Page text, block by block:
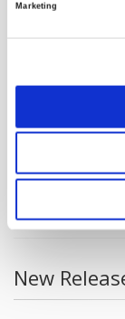
Marketing
FOR BOOKSHOPS
CONDITIONS OF
Future
La France
4 sept.
New